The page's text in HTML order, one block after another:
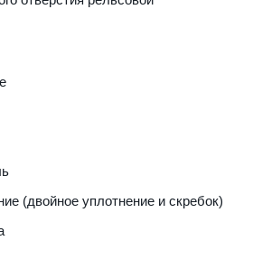
(двойное уплотнение и скребок)